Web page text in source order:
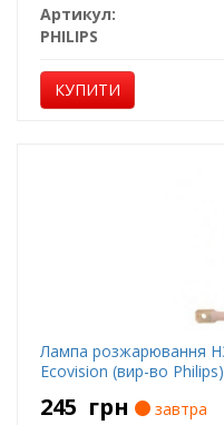
Артикул:
PHILIPS
КУПИТИ
Лампа розжарювання
Ecovision (вир-во Philips)
245 грн
завтра